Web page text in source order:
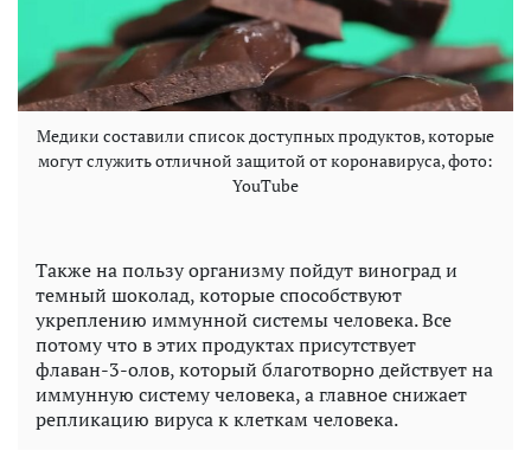
Медики составили список доступных продуктов, которые
могут служить отличной защитой от коронавируса, фото:
YouTube
Также на пользу организму пойдут виноград и
темный шоколад, которые способствуют
укреплению иммунной системы человека. Все
потому что в этих продуктах присутствует
флаван-3-олов, который благотворно действует на
иммунную систему человека, а главное снижает
репликацию вируса к клеткам человека.